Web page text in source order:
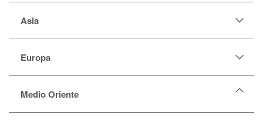
Asia
Europa
Medio Oriente
Arabia Saudita